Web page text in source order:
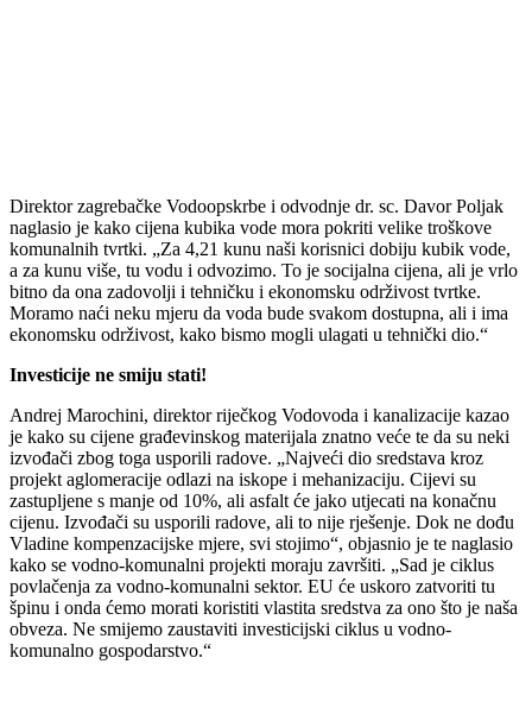
Direktor zagrebačke Vodoopskrbe i odvodnje dr. sc. Davor Poljak
naglasio je kako cijena kubika vode mora pokriti velike troškove
komunalnih tvrtki. „Za 4,21 kunu naši korisnici dobiju kubik vode,
a za kunu više, tu vodu i odvozimo. To je socijalna cijena, ali je vrlo
bitno da ona zadovolji i tehničku i ekonomsku održivost tvrtke.
Moramo naći neku mjeru da voda bude svakom dostupna, ali i ima
ekonomsku održivost, kako bismo mogli ulagati u tehnički dio.“
Investicije ne smiju stati!
Andrej Marochini, direktor riječkog Vodovoda i kanalizacije kazao
je kako su cijene građevinskog materijala znatno veće te da su neki
izvođači zbog toga usporili radove. „Najveći dio sredstava kroz
projekt aglomeracije odlazi na iskope i mehanizaciju. Cijevi su
zastupljene s manje od 10%, ali asfalt će jako utjecati na konačnu
cijenu. Izvođači su usporili radove, ali to nije rješenje. Dok ne dođu
Vladine kompenzacijske mjere, svi stojimo“, objasnio je te naglasio
kako se vodno-komunalni projekti moraju završiti. „Sad je ciklus
povlačenja za vodno-komunalni sektor. EU će uskoro zatvoriti tu
špinu i onda ćemo morati koristiti vlastita sredstva za ono što je naša
obveza. Ne smijemo zaustaviti investicijski ciklus u vodno-
komunalno gospodarstvo.“